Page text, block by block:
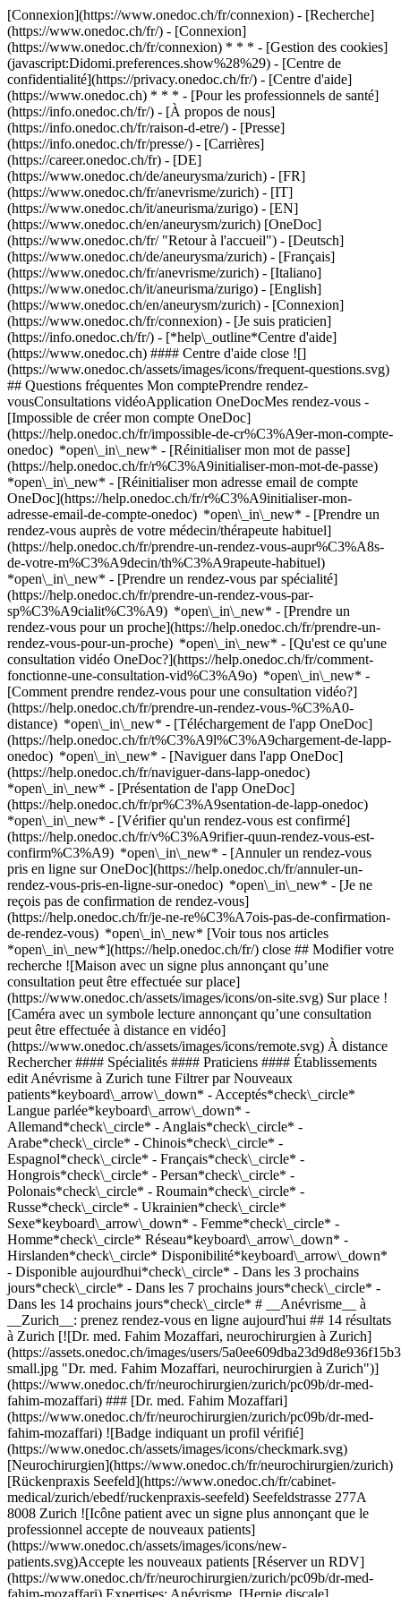
[Connexion](https://www.onedoc.ch/fr/connexion) - [Recherche]
(https://www.onedoc.ch/fr/) - [Connexion]
(https://www.onedoc.ch/fr/connexion) * * * - [Gestion des cookies]
(javascript:Didomi.preferences.show%28%29) - [Centre de
confidentialité](https://privacy.onedoc.ch/fr/) - [Centre d'aide]
(https://www.onedoc.ch) * * * - [Pour les professionnels de santé]
(https://info.onedoc.ch/fr/) - [À propos de nous]
(https://info.onedoc.ch/fr/raison-d-etre/) - [Presse]
(https://info.onedoc.ch/fr/presse/) - [Carrières]
(https://career.onedoc.ch/fr) - [DE]
(https://www.onedoc.ch/de/aneurysma/zurich) - [FR]
(https://www.onedoc.ch/fr/anevrisme/zurich) - [IT]
(https://www.onedoc.ch/it/aneurisma/zurigo) - [EN]
(https://www.onedoc.ch/en/aneurysm/zurich) [OneDoc]
(https://www.onedoc.ch/fr/ "Retour à l'accueil") - [Deutsch]
(https://www.onedoc.ch/de/aneurysma/zurich) - [Français]
(https://www.onedoc.ch/fr/anevrisme/zurich) - [Italiano]
(https://www.onedoc.ch/it/aneurisma/zurigo) - [English]
(https://www.onedoc.ch/en/aneurysm/zurich) - [Connexion]
(https://www.onedoc.ch/fr/connexion) - [Je suis praticien]
(https://info.onedoc.ch/fr/) - [*help\_outline*Centre d'aide]
(https://www.onedoc.ch) #### Centre d'aide close ![]
(https://www.onedoc.ch/assets/images/icons/frequent-questions.svg)
## Questions fréquentes Mon comptePrendre rendez-
vousConsultations vidéoApplication OneDocMes rendez-vous -
[Impossible de créer mon compte OneDoc]
(https://help.onedoc.ch/fr/impossible-de-cr%C3%A9er-mon-compte-
onedoc) *open\_in\_new* - [Réinitialiser mon mot de passe]
(https://help.onedoc.ch/fr/r%C3%A9initialiser-mon-mot-de-passe)
*open\_in\_new* - [Réinitialiser mon adresse email de compte
OneDoc](https://help.onedoc.ch/fr/r%C3%A9initialiser-mon-
adresse-email-de-compte-onedoc) *open\_in\_new* - [Prendre un
rendez-vous auprès de votre médecin/thérapeute habituel]
(https://help.onedoc.ch/fr/prendre-un-rendez-vous-aupr%C3%A8s-
de-votre-m%C3%A9decin/th%C3%A9rapeute-habituel)
*open\_in\_new* - [Prendre un rendez-vous par spécialité]
(https://help.onedoc.ch/fr/prendre-un-rendez-vous-par-
sp%C3%A9cialit%C3%A9) *open\_in\_new* - [Prendre un
rendez-vous pour un proche](https://help.onedoc.ch/fr/prendre-un-
rendez-vous-pour-un-proche) *open\_in\_new* - [Qu'est ce qu'une
consultation vidéo OneDoc?](https://help.onedoc.ch/fr/comment-
fonctionne-une-consultation-vid%C3%A9o) *open\_in\_new* -
[Comment prendre rendez-vous pour une consultation vidéo?]
(https://help.onedoc.ch/fr/prendre-un-rendez-vous-%C3%A0-
distance) *open\_in\_new* - [Téléchargement de l'app OneDoc]
(https://help.onedoc.ch/fr/t%C3%A9l%C3%A9chargement-de-lapp-
onedoc) *open\_in\_new* - [Naviguer dans l'app OneDoc]
(https://help.onedoc.ch/fr/naviguer-dans-lapp-onedoc)
*open\_in\_new* - [Présentation de l'app OneDoc]
(https://help.onedoc.ch/fr/pr%C3%A9sentation-de-lapp-onedoc)
*open\_in\_new* - [Vérifier qu'un rendez-vous est confirmé](https://help.onedoc.ch/fr/v%C3%A9rifier-quun-rendez-vous-est-confirm%C3%A9) *open\_in\_new* - [Annuler un rendez-vous pris en ligne sur OneDoc](https://help.onedoc.ch/fr/annuler-un-rendez-vous-pris-en-ligne-sur-onedoc) *open\_in\_new* - [Je ne reçois pas de confirmation de rendez-vous](https://help.onedoc.ch/fr/je-ne-re%C3%A7ois-pas-de-confirmation-de-rendez-vous) *open\_in\_new* [Voir tous nos articles *open\_in\_new*](https://help.onedoc.ch/fr/) close ## Modifier votre recherche ![Maison avec un signe plus annonçant qu’une consultation peut être effectuée sur place](https://www.onedoc.ch/assets/images/icons/on-site.svg) Sur place ![Caméra avec un symbole lecture annonçant qu’une consultation peut être effectuée à distance en vidéo](https://www.onedoc.ch/assets/images/icons/remote.svg) À distance Rechercher #### Spécialités #### Praticiens #### Établissements edit Anévrisme à Zurich tune Filtrer par Nouveaux patients*keyboard\_arrow\_down* - Acceptés*check\_circle* Langue parlée*keyboard\_arrow\_down* - Allemand*check\_circle* - Anglais*check\_circle* - Arabe*check\_circle* - Chinois*check\_circle* - Espagnol*check\_circle* - Français*check\_circle* - Hongrois*check\_circle* - Persan*check\_circle* - Polonais*check\_circle* - Roumain*check\_circle* - Russe*check\_circle* - Ukrainien*check\_circle* Sexe*keyboard\_arrow\_down* - Femme*check\_circle* - Homme*check\_circle* Réseau*keyboard\_arrow\_down* - Hirslanden*check\_circle* Disponibilité*keyboard\_arrow\_down* - Disponible aujourdhui*check\_circle* - Dans les 3 prochains jours*check\_circle* - Dans les 7 prochains jours*check\_circle* - Dans les 14 prochains jours*check\_circle* # __Anévrisme__ à __Zurich__: prenez rendez-vous en ligne aujourd'hui ## 14 résultats à Zurich [![Dr. med. Fahim Mozaffari, neurochirurgien à Zurich](https://assets.onedoc.ch/images/users/5a0ee609dba23d9d8e936f15b37f8869607615e711163b90bc4514ff92d01aaf-small.jpg "Dr. med. Fahim Mozaffari, neurochirurgien à Zurich")](https://www.onedoc.ch/fr/neurochirurgien/zurich/pc09b/dr-med-fahim-mozaffari) ### [Dr. med. Fahim Mozaffari](https://www.onedoc.ch/fr/neurochirurgien/zurich/pc09b/dr-med-fahim-mozaffari) ![Badge indiquant un profil vérifié](https://www.onedoc.ch/assets/images/icons/checkmark.svg) [Neurochirurgien](https://www.onedoc.ch/fr/neurochirurgien/zurich) [Rückenpraxis Seefeld](https://www.onedoc.ch/fr/cabinet-medical/zurich/ebedf/ruckenpraxis-seefeld) Seefeldstrasse 277A 8008 Zurich ![Icône patient avec un signe plus annonçant que le professionnel accepte de nouveaux patients](https://www.onedoc.ch/assets/images/icons/new-patients.svg)Accepte les nouveaux patients [Réserver un RDV](https://www.onedoc.ch/fr/neurochirurgien/zurich/pc09b/dr-med-fahim-mozaffari) Expertises: Anévrisme, [Hernie discale](https://www.onedoc.ch/fr/hernie-discale/zurich), [Canal lombaire étroit](https://www.onedoc.ch/fr/canal-lombaire-etroit/zurich)Voir plus *chevron\_left* lun. 03 août *chevron\_right* Voir plus de rendez-vous *error\_outline* Une erreur s'est produite lors du chargement des disponibilités [Réessayer](https://www.onedoc.ch) Expertises: Anévrisme, [Hernie discale](https://www.onedoc.ch/fr/hernie-discale/zurich), [Canal lombaire étroit](https://www.onedoc.ch/fr/canal-lombaire-etroit/zurich)Voir plus [![Dr. med. Katarzyna Zuk, cardiologue à Zurich](https://assets.onedoc.ch/images/users/be9095484664a33968576a5f7813fc6f14ff1940cb72a53a8eeb5f2a6da8f6c4-small.jpg "Dr. med. Katarzyna Zuk, cardiologue à Zurich")](https://www.onedoc.ch/fr/cardiologue/zurich/pcsgb/dr-med-katarzyna-zuk) ### [Dr. med. Katarzyna Zuk](https://www.onedoc.ch/fr/cardiologue/zurich/pcsgb/dr-med-katarzyna-zuk) ![Badge indiquant un profil vérifié](https://www.onedoc.ch/assets/images/icons/checkmark.svg) [Cardiologue](https://www.onedoc.ch/fr/cardiologue/zurich) [Arzthaus Zürich City](https://www.onedoc.ch/fr/centre-medical/zurich/eqxr/arzthaus-zurich-city) Lintheschergasse 3 8001 Zurich ![Icône patient avec un signe plus annonçant que le professionnel accepte de nouveaux patients](https://www.onedoc.ch/assets/images/icons/new-patients.svg)Accepte les nouveaux patients [Réserver un RDV](https://www.onedoc.ch/fr/cardiologue/zurich/pcsgb/dr-med-katarzyna-zuk) Expertises: Anévrisme, [Arythmie](https://www.onedoc.ch/fr/arythmie/zurich), [Artériosclérose | Athérosclérose](https://www.onedoc.ch/fr/arteriosclerose-atherosclerose/zurich), [Hypertension artérielle](https://www.onedoc.ch/fr/hypertension-arterielle/zurich), [Artérite](https://www.onedoc.ch/fr/arterite/zurich), [Échographie cardiaque](https://www.onedoc.ch/fr/echographie-cardiaque/zurich), [Prévention cardio-vasculaire | CardioCheck | CardioTest](https://www.onedoc.ch/fr/prevention-cardio-vasculaire-cardiocheck-cardiotest/zurich), [Test d'effort | ergométrie](https://www.onedoc.ch/fr/test-d-effort-ergometrie/zurich), [Pression artérielle à long terme | Contrôle de la pression artérielle sur 24 heures](https://www.onedoc.ch/fr/pression-arterielle-a-long-terme-controle-de-la-pression-arterielle-sur-24-heures/zurich)Voir plus *chevron\_left* lun. 03 août *chevron\_right* Voir plus de rendez-vous *error\_outline* Une erreur s'est produite lors du chargement des disponibilités [Réessayer](https://www.onedoc.ch) Expertises: Anévrisme, [Arythmie](https://www.onedoc.ch/fr/arythmie/zurich), [Artériosclérose | Athérosclérose](https://www.onedoc.ch/fr/arteriosclerose-atherosclerose/zurich), [Hypertension artérielle](https://www.onedoc.ch/fr/hypertension-arterielle/zurich), [Artérite](https://www.onedoc.ch/fr/arterite/zurich), [Échographie cardiaque](https://www.onedoc.ch/fr/echographie-cardiaque/zurich), [Prévention cardio-vasculaire | CardioCheck | CardioTest](https://www.onedoc.ch/fr/prevention-cardio-vasculaire-cardiocheck-cardiotest/zurich), [Test d'effort | ergométrie](https://www.onedoc.ch/fr/test-d-effort-ergometrie/zurich), [Pression artérielle à long terme | Contrôle de la pression artérielle sur 24 heures](https://www.onedoc.ch/fr/pression-arterielle-a-long-terme-controle-de-la-pression-arterielle-sur-24-heures/zurich)Voir plus [![Dr. med. Helen Britt-Heider, médecin généraliste à Zurich](https://assets.onedoc.ch/images/users/0e66fcd7f3d9ada45e2b19bda499ed8cff2f5c0e7397f12d11b9017498240e5f-small.jpg "Dr. med. Helen Britt-Heider, médecin généraliste à Zurich")](https://www.onedoc.ch/fr/medecin-generaliste/zurich/pcsg3/dr-med-helen-britt-heider) ### [Dr. med. Helen Britt-Heider](https://www.onedoc.ch/fr/medecin-generaliste/zurich/pcsg3/dr-med-helen-britt-heider) ![Badge indiquant un profil vérifié](https://www.onedoc.ch/assets/images/icons/checkmark.svg) [Médecin généraliste](https://www.onedoc.ch/fr/medecin-generaliste/zurich) [Arzthaus Zürich Enge](https://www.onedoc.ch/fr/centre-medical/zurich/ebali/arzthaus-zurich-enge) Bederstrasse 4 8002 Zurich ![Icône patient avec un signe plus annonçant que le professionnel accepte de nouveaux patients](https://www.onedoc.ch/assets/images/icons/new-patients.svg)Accepte les nouveaux patients [Réserver un RDV](https://www.onedoc.ch/fr/medecin-generaliste/zurich/pcsg3/dr-med-helen-britt-heider) Expertises: Anévrisme, [Examen préventif de la médecine du travail](https://www.onedoc.ch/fr/examen-preventif-de-la-medecine-du-travail/zurich), [Urgence en médecine générale](https://www.onedoc.ch/fr/urgence-en-medecine-generale/zurich), [Holter](https://www.onedoc.ch/fr/holter/zurich), [Pression artérielle à long terme | Contrôle de la pression artérielle sur 24 heures](https://www.onedoc.ch/fr/pression-arterielle-a-long-terme-controle-de-la-pression-arterielle-sur-24-heures/zurich), [Contrôle médical permis de conduire NIVEAU 1](https://www.onedoc.ch/fr/controle-medical-permis-de-conduire-niveau-1/zurich), [Conseils personnalisés en vaccination](https://www.onedoc.ch/fr/conseils-personnalises-en-vaccination/zurich), [Hypertension artérielle](https://www.onedoc.ch/fr/hypertension-arterielle/zurich), [Artériosclérose | Athérosclérose](https://www.onedoc.ch/fr/arteriosclerose-atherosclerose/zurich)Voir plus *chevron\_left* lun. 03 août *chevron\_right* Voir plus de rendez-vous *error\_outline* Une erreur s'est produite lors du chargement des disponibilités [Réessayer](https://www.onedoc.ch) Expertises: Anévrisme, [Examen préventif de la médecine du travail](https://www.onedoc.ch/fr/examen-preventif-de-la-medecine-du-travail/zurich), [Urgence en médecine générale](https://www.onedoc.ch/fr/urgence-en-medecine-generale/zurich), [Holter](https://www.onedoc.ch/fr/holter/zurich), [Pression artérielle à long terme | Contrôle de la pression artérielle sur 24 heures](https://www.onedoc.ch/fr/pression-arterielle-a-long-terme-controle-de-la-pression-arterielle-sur-24-heures/zurich), [Contrôle médical permis de conduire NIVEAU 1](https://www.onedoc.ch/fr/controle-medical-permis-de-conduire-niveau-1/zurich), [Conseils personnalisés en vaccination](https://www.onedoc.ch/fr/conseils-personnalises-en-vaccination/zurich), [Hypertension artérielle](https://www.onedoc.ch/fr/hypertension-arterielle/zurich), [Artériosclérose | Athérosclérose](https://www.onedoc.ch/fr/arteriosclerose-atherosclerose/zurich)Voir plus [![Dr. med. Zhaohua Qu, spécialiste en médecine interne générale à Zurich](https://assets.onedoc.ch/images/users/2c620aa98ad2a12989308719e8fff72f5119a9d6908a2cfde581a50e352a9abe-small.jpg "Dr. med. Zhaohua Qu, spécialiste en médecine interne générale à Zurich")](https://www.onedoc.ch/fr/specialiste-en-medecine-interne-generale/zurich/pc0kl/dr-med-zhaohua-qu) ### [Dr. med. Zhaohua Qu](https://www.onedoc.ch/fr/specialiste-en-medecine-interne-generale/zurich/pc0kl/dr-med-zhaohua-qu) ![Badge indiquant un profil vérifié](https://www.onedoc.ch/assets/images/icons/checkmark.svg) [Spécialiste en médecine interne générale](https://www.onedoc.ch/fr/specialiste-en-medecine-interne-generale/zurich) [Arzthaus Zürich Enge](https://w